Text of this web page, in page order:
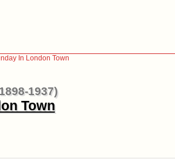
In London Town
1937)
Town